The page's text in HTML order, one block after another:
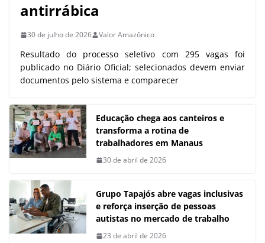
antirrábica
30 de julho de 2026 Valor Amazônico
Resultado do processo seletivo com 295 vagas foi
publicado no Diário Oficial; selecionados devem enviar
documentos pelo sistema e comparecer
Educação chega aos canteiros e
transforma a rotina de
trabalhadores em Manaus
30 de abril de 2026
Grupo Tapajós abre vagas inclusivas
e reforça inserção de pessoas
autistas no mercado de trabalho
23 de abril de 2026